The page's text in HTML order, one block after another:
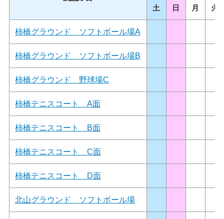
土 日 月 火
柿橋グラウンド ソフトボール場A
柿橋グラウンド ソフトボール場B
柿橋グラウンド 野球場C
柿橋テニスコート A面
柿橋テニスコート B面
柿橋テニスコート C面
柿橋テニスコート D面
北山グラウンド ソフトボール場